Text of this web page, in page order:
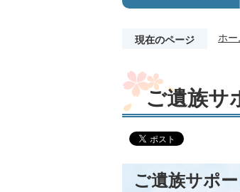
現在のページ ホー
ご遺族サ
ご遺族サポ